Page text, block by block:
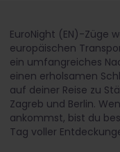
EuroNight (EN)-Züge
europäischen
ein umfangreiches
einen erholsamen
auf deiner Reise zu
Zagreb und Berlin.
ankommst, bist du
Tag voller